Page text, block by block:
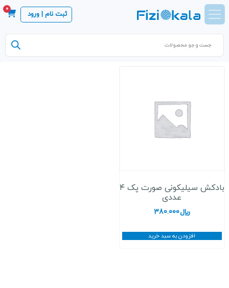
ثبت نام | ورود
0
Products
search
بادکش سیلیکونی صورت پک ۴
عددی
﷼380.000
افزودن به سبد خرید